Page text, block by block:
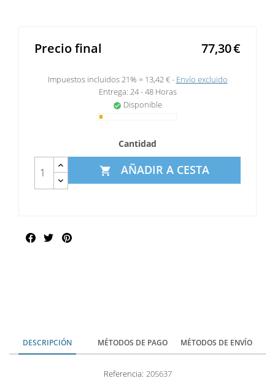
Precio final €
77,30
Impuestos incluidos 21% = 13,42 €
Envío excluido
Entrega: 24 - 48 Horas
check_circle Disponible
Cantidad
 AÑADIR A CESTA
Compartir
DESCRIPCIÓN MÉTODOS DE PAGO MÉTODOS DE ENVÍO
Referencia: 205637